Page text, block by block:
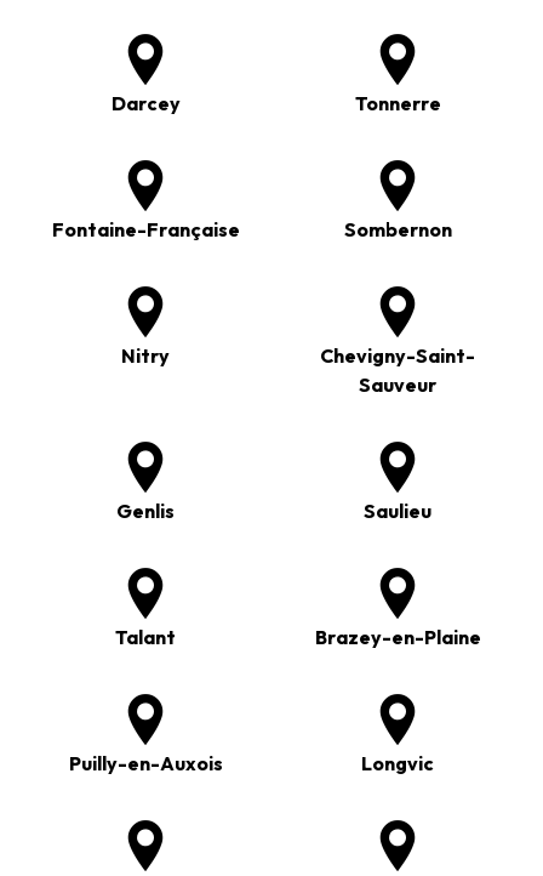
Darcey Tonnerre
Fontaine-Française Sombernon
Nitry
Chevigny-Saint-
Sauveur
Genlis Saulieu
Talant Brazey-en-Plaine
Puilly-en-Auxois Longvic